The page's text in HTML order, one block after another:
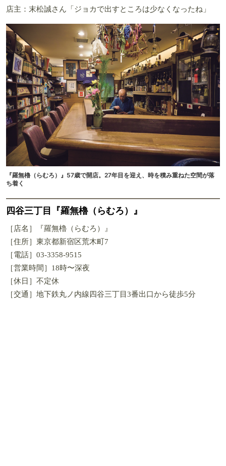
店主：末松誠さん「ジョカで出すところは少なくなったね」
『羅無櫓（らむろ）』57歳で開店。27年目を迎え、時を積み重ねた空間が落
ち着く
四谷三丁目『羅無櫓（らむろ）』
［店名］『羅無櫓（らむろ）』
［住所］東京都新宿区荒木町7
［電話］03-3358-9515
［営業時間］18時〜深夜
［休日］不定休
［交通］地下鉄丸ノ内線四谷三丁目3番出口から徒歩5分